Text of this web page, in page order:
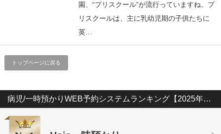
園、“プリスクール”が流行っていますね。プ
リスクールは、主に乳幼児期の子供たちに
英…
トップページに戻る
病児/一時預かりWEB予約システムランキング【2025年版】